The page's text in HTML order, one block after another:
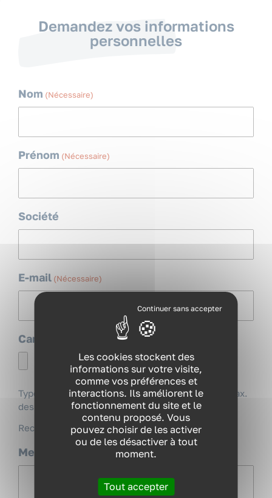
VOUS ÊTES ?
NOS EXPERTISES
NOS FORMATIONS
RESSOURCES
Demandez vos informations
personnelles
Nom (Nécessaire)
Prénom (Nécessaire)
Société
E-mail (Nécessaire)
Carte d'identité (Nécessaire)
Types de fichiers acceptés : jpg, png, pdf, Taille max.
des fichiers : 5 MB.
Recto/verso, format image ou pdf
Message (Nécessaire)
Les cookies stockent des
informations sur votre visite,
comme vos préférences et
interactions. Ils améliorent le
fonctionnement du site et le
contenu proposé. Vous
pouvez choisir de les activer
ou de les désactiver à tout
moment.
Tout accepter